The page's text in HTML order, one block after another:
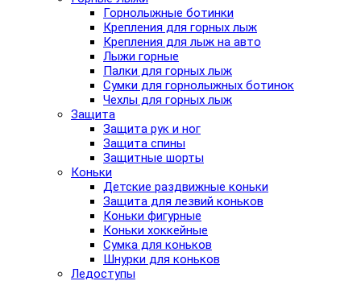
Горнолыжные ботинки
Крепления для горных лыж
Крепления для лыж на авто
Лыжи горные
Палки для горных лыж
Сумки для горнолыжных ботинок
Чехлы для горных лыж
Защита
Защита рук и ног
Защита спины
Защитные шорты
Коньки
Детские раздвижные коньки
Защита для лезвий коньков
Коньки фигурные
Коньки хоккейные
Сумка для коньков
Шнурки для коньков
Ледоступы